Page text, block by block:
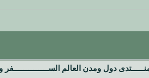
دول ومدن العالم الســــــــــــــفر